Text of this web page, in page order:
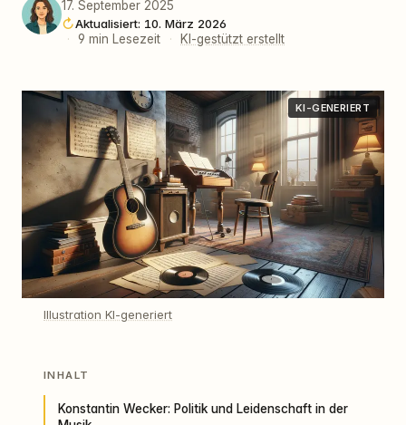
17. September 2025
Aktualisiert: 10. März 2026
·
9 min Lesezeit · KI-gestützt erstellt
KI-GENERIERT
Illustration KI-generiert
INHALT
Konstantin Wecker: Politik und Leidenschaft in der